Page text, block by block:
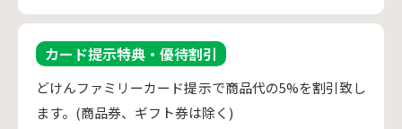
カード提示特典・優待割引
どけんファミリーカード提示で商品代の5%を割引致し
ます。(商品券、ギフト券は除く)